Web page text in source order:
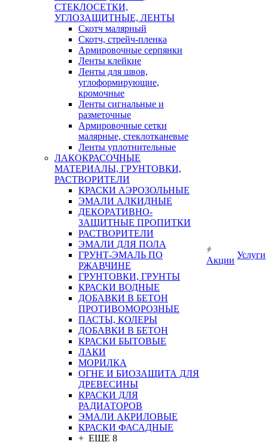
СТЕКЛОСЕТКИ,
УГЛОЗАЩИТНЫЕ, ЛЕНТЫ
Скотч малярный
Скотч, стрейч-пленка
Армировочные серпянки
Ленты клейкие
Ленты для швов,
углоформирующие,
кромочные
Ленты сигнальные и
разметочные
Армировочные сетки
малярные, стеклотканевые
Ленты уплотнительные
ЛАКОКРАСОЧНЫЕ
МАТЕРИАЛЫ, ГРУНТОВКИ,
РАСТВОРИТЕЛИ
КРАСКИ АЭРОЗОЛЬНЫЕ
ЭМАЛИ АЛКИДНЫЕ
ДЕКОРАТИВНО-
ЗАЩИТНЫЕ ПРОПИТКИ
РАСТВОРИТЕЛИ
ЭМАЛИ ДЛЯ ПОЛА
ГРУНТ-ЭМАЛЬ ПО
РЖАВЧИНЕ
ГРУНТОВКИ, ГРУНТЫ
КРАСКИ ВОДНЫЕ
ДОБАВКИ В БЕТОН
ПРОТИВОМОРОЗНЫЕ
ПАСТЫ, КОЛЕРЫ
ДОБАВКИ В БЕТОН
КРАСКИ БЫТОВЫЕ
ЛАКИ
МОРИЛКА
ОГНЕ И БИОЗАЩИТА ДЛЯ
ДРЕВЕСИНЫ
КРАСКИ ДЛЯ
РАДИАТОРОВ
ЭМАЛИ АКРИЛОВЫЕ
КРАСКИ ФАСАДНЫЕ
+ ЕЩЕ 8
Акции
Услуги